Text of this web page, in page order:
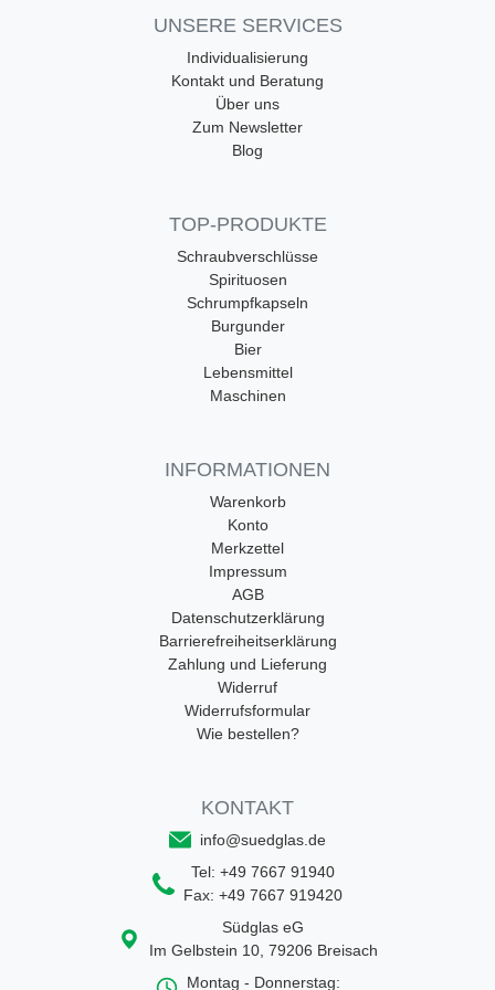
UNSERE SERVICES
Individualisierung
Kontakt und Beratung
Über uns
Zum Newsletter
Blog
TOP-PRODUKTE
Schraubverschlüsse
Spirituosen
Schrumpfkapseln
Burgunder
Bier
Lebensmittel
Maschinen
INFORMATIONEN
Warenkorb
Konto
Merkzettel
Impressum
AGB
Datenschutzerklärung
Barrierefreiheitserklärung
Zahlung und Lieferung
Widerruf
Widerrufsformular
Wie bestellen?
KONTAKT
info@suedglas.de
Tel: +49 7667 91940
Fax: +49 7667 919420
Südglas eG
Im Gelbstein 10, 79206 Breisach
Montag - Donnerstag: